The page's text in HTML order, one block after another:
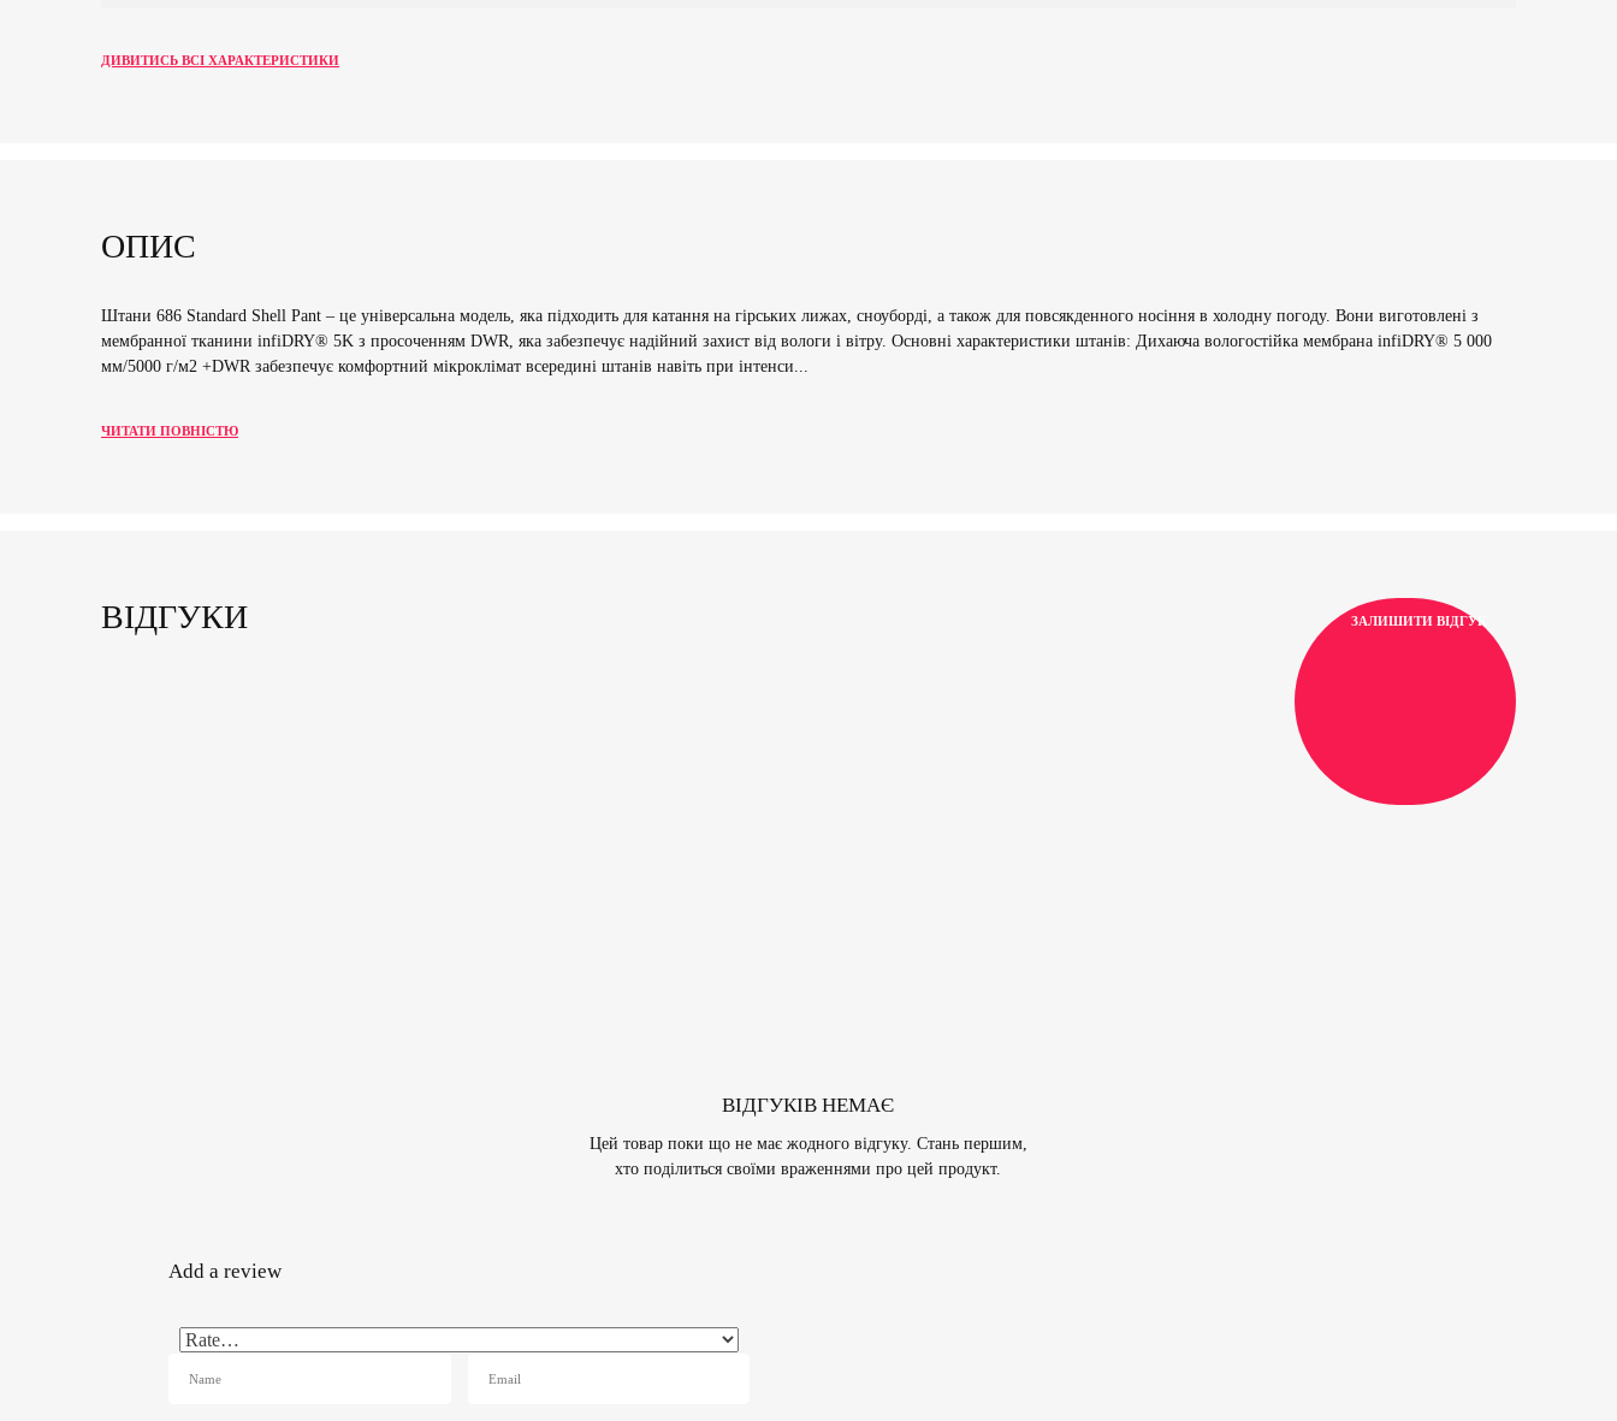
ДИВИТИСЬ ВСІ ХАРАКТЕРИСТИКИ
ОПИС
Штани 686 Standard Shell Pant – це універсальна модель, яка підходить для катання на гірських лижах, сноуборді, а також для повсякденного носіння в холодну погоду. Вони виготовлені з
мембранної тканини infiDRY® 5K з просоченням DWR, яка забезпечує надійний захист від вологи і вітру. Основні характеристики штанів: Дихаюча вологостійка мембрана infiDRY® 5 000
мм/5000 г/м2 +DWR забезпечує комфортний мікроклімат всередині штанів навіть при інтенси...
ЧИТАТИ ПОВНІСТЮ
ВІДГУКИ ЗАЛИШИТИ ВІДГУК
ВІДГУКІВ НЕМАЄ
Цей товар поки що не має жодного відгуку. Стань першим,
хто поділиться своїми враженнями про цей продукт.
Add a review